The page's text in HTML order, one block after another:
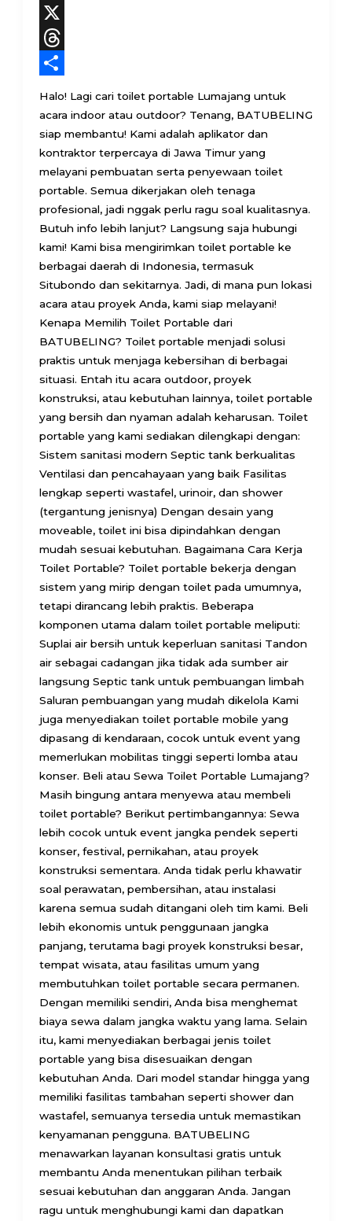
Facebook
X
Threads
Halo! Lagi cari toilet portable Lumajang untuk
acara indoor atau outdoor? Tenang, BATUBELING
siap membantu! Kami adalah aplikator dan
kontraktor terpercaya di Jawa Timur yang
melayani pembuatan serta penyewaan toilet
portable. Semua dikerjakan oleh tenaga
profesional, jadi nggak perlu ragu soal kualitasnya.
Butuh info lebih lanjut? Langsung saja hubungi
kami! Kami bisa mengirimkan toilet portable ke
berbagai daerah di Indonesia, termasuk
Situbondo dan sekitarnya. Jadi, di mana pun lokasi
acara atau proyek Anda, kami siap melayani!
Kenapa Memilih Toilet Portable dari
BATUBELING? Toilet portable menjadi solusi
praktis untuk menjaga kebersihan di berbagai
situasi. Entah itu acara outdoor, proyek
konstruksi, atau kebutuhan lainnya, toilet portable
yang bersih dan nyaman adalah keharusan. Toilet
portable yang kami sediakan dilengkapi dengan:
Sistem sanitasi modern Septic tank berkualitas
Ventilasi dan pencahayaan yang baik Fasilitas
lengkap seperti wastafel, urinoir, dan shower
(tergantung jenisnya) Dengan desain yang
moveable, toilet ini bisa dipindahkan dengan
mudah sesuai kebutuhan. Bagaimana Cara Kerja
Toilet Portable? Toilet portable bekerja dengan
sistem yang mirip dengan toilet pada umumnya,
tetapi dirancang lebih praktis. Beberapa
komponen utama dalam toilet portable meliputi:
Suplai air bersih untuk keperluan sanitasi Tandon
air sebagai cadangan jika tidak ada sumber air
langsung Septic tank untuk pembuangan limbah
Saluran pembuangan yang mudah dikelola Kami
juga menyediakan toilet portable mobile yang
dipasang di kendaraan, cocok untuk event yang
memerlukan mobilitas tinggi seperti lomba atau
konser. Beli atau Sewa Toilet Portable Lumajang?
Masih bingung antara menyewa atau membeli
toilet portable? Berikut pertimbangannya: Sewa
lebih cocok untuk event jangka pendek seperti
konser, festival, pernikahan, atau proyek
konstruksi sementara. Anda tidak perlu khawatir
soal perawatan, pembersihan, atau instalasi
karena semua sudah ditangani oleh tim kami. Beli
lebih ekonomis untuk penggunaan jangka
panjang, terutama bagi proyek konstruksi besar,
tempat wisata, atau fasilitas umum yang
membutuhkan toilet portable secara permanen.
Dengan memiliki sendiri, Anda bisa menghemat
biaya sewa dalam jangka waktu yang lama. Selain
itu, kami menyediakan berbagai jenis toilet
portable yang bisa disesuaikan dengan
kebutuhan Anda. Dari model standar hingga yang
memiliki fasilitas tambahan seperti shower dan
wastafel, semuanya tersedia untuk memastikan
kenyamanan pengguna. BATUBELING
menawarkan layanan konsultasi gratis untuk
membantu Anda menentukan pilihan terbaik
sesuai kebutuhan dan anggaran Anda. Jangan
ragu untuk menghubungi kami dan dapatkan